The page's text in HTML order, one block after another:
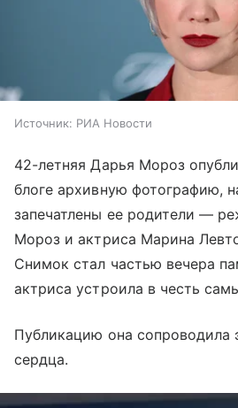
Источник: РИА Новости
42-летняя Дарья Мороз
блоге архивную фотографию,
запечатлены ее родители —
Мороз и актриса Марина
Снимок стал частью вечера
актриса устроила в честь
Публикацию она сопроводила
сердца.